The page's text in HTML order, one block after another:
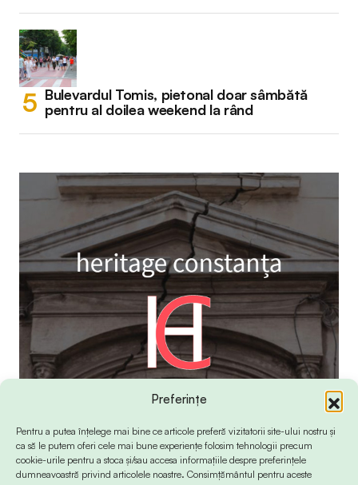
Preferințe
Pentru a putea înțelege mai bine ce articole preferă vizitatorii site-ului nostru și
ca să le putem oferi cele mai bune experiențe folosim tehnologii precum
cookie-urile pentru a stoca și/sau accesa informațiile despre preferințele
dumneavoastră privind articolele noastre. Consimțământul pentru aceste
Bulevardul Tomis, pietonal doar sâmbătă
pentru al doilea weekend la rând